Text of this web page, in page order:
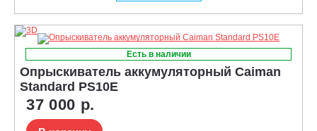
Есть в наличии
Опрыскиватель аккумуляторный Caiman
Standard PS10E
37 000 р.